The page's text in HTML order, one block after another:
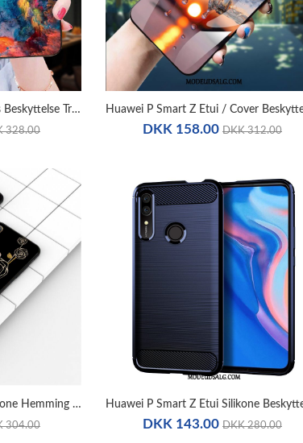
Huawei P Smart Z Etui Glas Beskyttelse Trend Kreativ Cover
328.00 DKK 158.00 DKK 312.00
Huawei P Smart Z Etui Silikone Hemming Sort Anti-Fald Blød
304.00 DKK 143.00 DKK 280.00